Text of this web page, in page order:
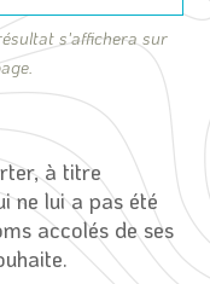
s'affichera sur
à titre
ne lui a pas été
accolés de ses